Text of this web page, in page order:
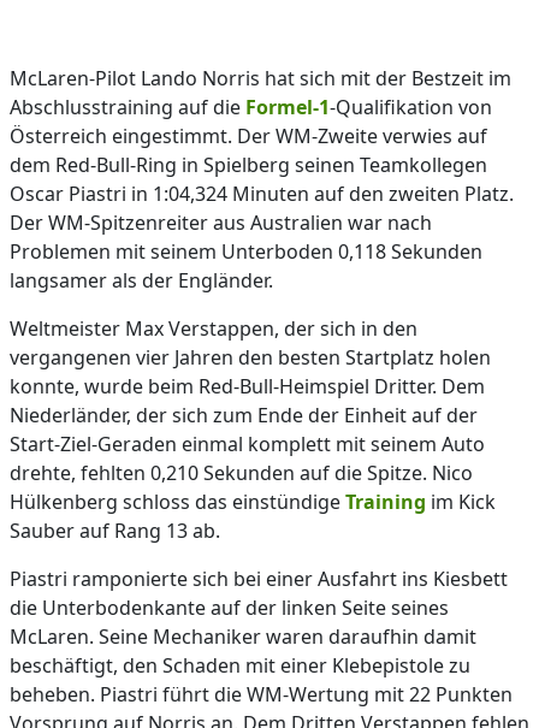
McLaren-Pilot Lando Norris hat sich mit der Bestzeit im
Abschlusstraining auf die Formel-1-Qualifikation von
Österreich eingestimmt. Der WM-Zweite verwies auf
dem Red-Bull-Ring in Spielberg seinen Teamkollegen
Oscar Piastri in 1:04,324 Minuten auf den zweiten Platz.
Der WM-Spitzenreiter aus Australien war nach
Problemen mit seinem Unterboden 0,118 Sekunden
langsamer als der Engländer.
Weltmeister Max Verstappen, der sich in den
vergangenen vier Jahren den besten Startplatz holen
konnte, wurde beim Red-Bull-Heimspiel Dritter. Dem
Niederländer, der sich zum Ende der Einheit auf der
Start-Ziel-Geraden einmal komplett mit seinem Auto
drehte, fehlten 0,210 Sekunden auf die Spitze. Nico
Hülkenberg schloss das einstündigeTraining im Kick
Sauber auf Rang 13 ab.
Piastri ramponierte sich bei einer Ausfahrt ins Kiesbett
die Unterbodenkante auf der linken Seite seines
McLaren. Seine Mechaniker waren daraufhin damit
beschäftigt, den Schaden mit einer Klebepistole zu
beheben. Piastri führt die WM-Wertung mit 22 Punkten